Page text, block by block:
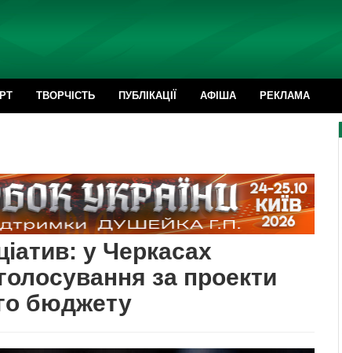
ТВОРЧІСТЬ ПУБЛІКАЦІЇ АФІША РЕКЛАМА
у Черкасах
за проекти
бюджету